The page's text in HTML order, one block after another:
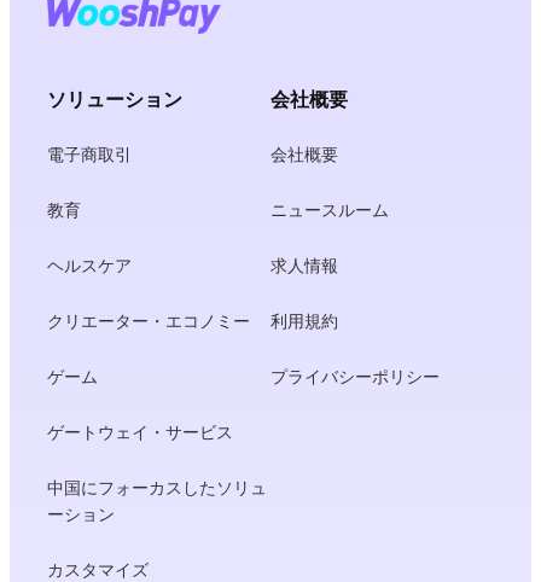
ソリューション
電子商取引
教育
ヘルスケア
クリエーター・エコノミー
ゲーム
ゲートウェイ・サービス
中国にフォーカスしたソリュ
ーション
カスタマイズ
会社概要
会社概要
ニュースルーム
求人情報
利用規約
プライバシーポリシー